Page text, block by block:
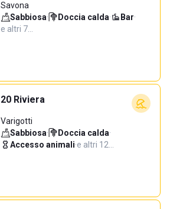
Savona
Sabbiosa· Doccia calda· Bar·
e altri 7…
20 Riviera
Varigotti
Sabbiosa· Doccia calda·
Accesso animali·e altri 12…